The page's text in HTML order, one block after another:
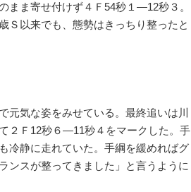
まま寄せ付けず４Ｆ54秒１―12秒３。
Ｓ以来でも、態勢はきっちり整ったと
気な姿をみせている。最終追いは川
２Ｆ12秒６―11秒４をマークした。手
冷静に走れていた。手綱を緩めればグ
ンスが整ってきました」と言うように